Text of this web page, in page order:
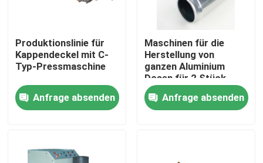
Haus
Produkte
Produktionslinie für
Kappendeckel mit C-
Typ-Pressmaschine
Anfrage absenden
Maschinen für die
Herstellung von
ganzen Aluminium
Dosen für 2 Stück
Dosen für Getränke
Dosen Bier Dosen Cola
Dosen
Anfrage absenden